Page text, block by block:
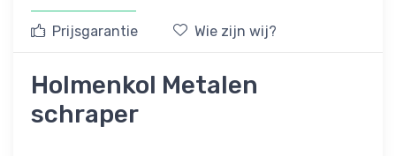
Prijsgarantie Wie zijn wij?
Holmenkol Metalen
schraper